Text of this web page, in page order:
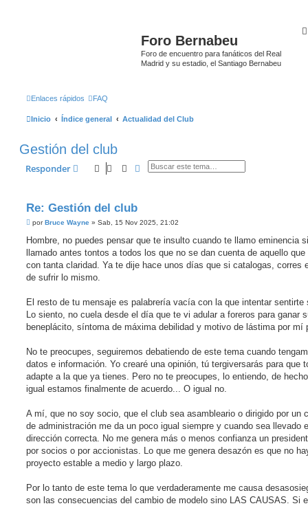
Foro Bernabeu
Foro de encuentro para fanáticos del Real
Madrid y su estadio, el Santiago Bernabeu
Enlaces rápidos FAQ
Inicio Índice general Actualidad del Club
Gestión del club
Responder BuscarBúsqueda avanzada
Re: Gestión del club
M
n
a
j
porBruce Wayne » Sab, 15 Nov 2025, 21:02
Hombre, no puedes pensar que te insulto cuando te llamo eminencia
llamado antes tontos a todos los que no se dan cuenta de aquello
con tanta claridad. Ya te dije hace unos días que si catalogas, corres
de sufrir lo mismo.
El resto de tu mensaje es palabrería vacía con la que intentar sentirte
Lo siento, no cuela desde el día que te vi adular a foreros para ganar
beneplácito, síntoma de máxima debilidad y motivo de lástima por mí
No te preocupes, seguiremos debatiendo de este tema cuando
datos e información. Yo crearé una opinión, tú tergiversarás para que
adapte a la que ya tienes. Pero no te preocupes, lo entiendo, de
igual estamos finalmente de acuerdo... O igual no.
A mí, que no soy socio, que el club sea asambleario o dirigido por un
de administración me da un poco igual siempre y cuando sea llevado
dirección correcta. No me genera más o menos confianza un
por socios o por accionistas. Lo que me genera desazón es que no
proyecto estable a medio y largo plazo.
Por lo tanto de este tema lo que verdaderamente me causa
son las consecuencias del cambio de modelo sino LAS CAUSAS. Si